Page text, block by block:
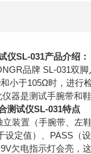
仪SL-031产品介绍：
品牌 SL-031双
小于105Ω时，进行
器是测试手腕带和鞋
测试仪SL-031特点
装置（手腕带、左
定值）、PASS（
欠电指示灯会亮，